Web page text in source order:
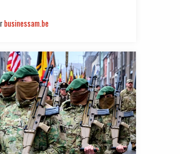
businessam.be